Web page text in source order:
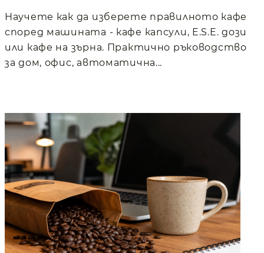
Научете как да изберете правилното кафе
според машината - кафе капсули, E.S.E. дози
или кафе на зърна. Практично ръководство
за дом, офис, автоматична...